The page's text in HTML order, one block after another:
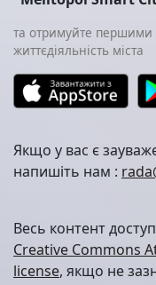
та отримуйте
життєдіяльність міста
Якщо у вас є
напишіть нам :
Весь контент
Creative Commons
license, якщо не